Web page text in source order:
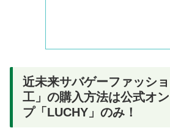
近未来サバゲーファッシ
工」の購入方法は公式オ
プ「LUCHY」のみ！